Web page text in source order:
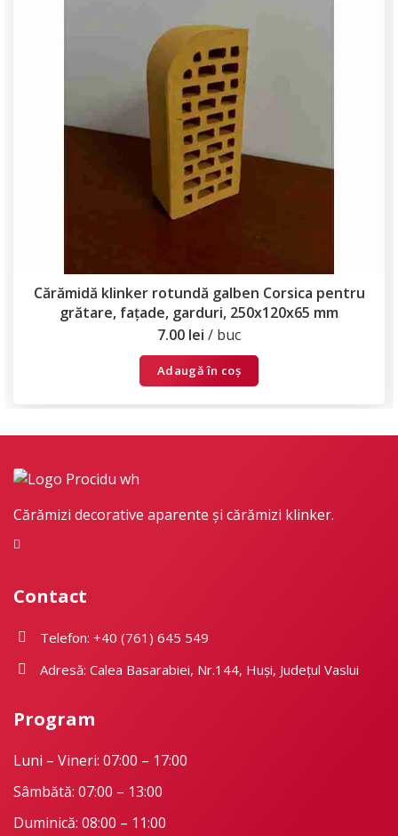
Cărămidă klinker rotundă galben Corsica pentru
grătare, fațade, garduri, 250x120x65 mm
7.00 lei buc
Adaugă în coș
Cărămizi decorative aparente și cărămizi klinker.
Contact
Telefon: +40 (761) 645 549
Adresă: Calea Basarabiei, Nr.144, Huși, Județul Vaslui
Program
Luni – Vineri: 07:00 – 17:00
Sâmbătă: 07:00 – 13:00
Duminică: 08:00 – 11:00